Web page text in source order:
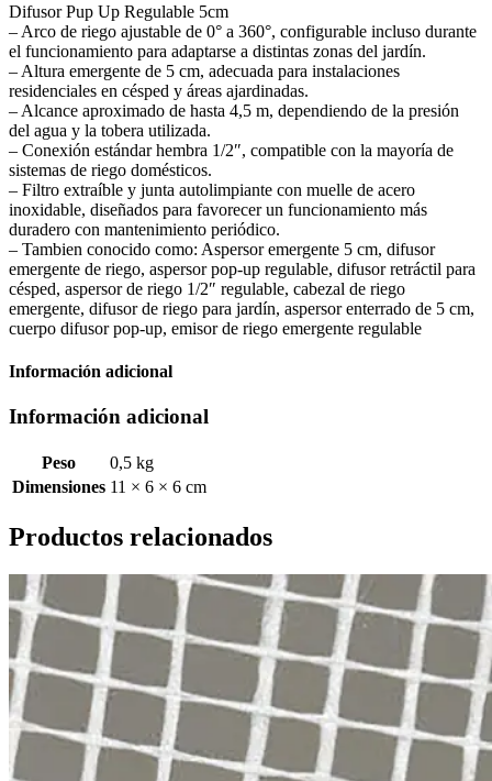
Difusor Pup Up Regulable 5cm
– Arco de riego ajustable de 0° a 360°, configurable incluso durante
el funcionamiento para adaptarse a distintas zonas del jardín.
– Altura emergente de 5 cm, adecuada para instalaciones
residenciales en césped y áreas ajardinadas.
– Alcance aproximado de hasta 4,5 m, dependiendo de la presión
del agua y la tobera utilizada.
– Conexión estándar hembra 1/2″, compatible con la mayoría de
sistemas de riego domésticos.
– Filtro extraíble y junta autolimpiante con muelle de acero
inoxidable, diseñados para favorecer un funcionamiento más
duradero con mantenimiento periódico.
– Tambien conocido como: Aspersor emergente 5 cm, difusor
emergente de riego, aspersor pop-up regulable, difusor retráctil para
césped, aspersor de riego 1/2″ regulable, cabezal de riego
emergente, difusor de riego para jardín, aspersor enterrado de 5 cm,
cuerpo difusor pop-up, emisor de riego emergente regulable
Información adicional
Información adicional
Peso
0,5 kg
Dimensiones 11 × 6 × 6 cm
Productos relacionados